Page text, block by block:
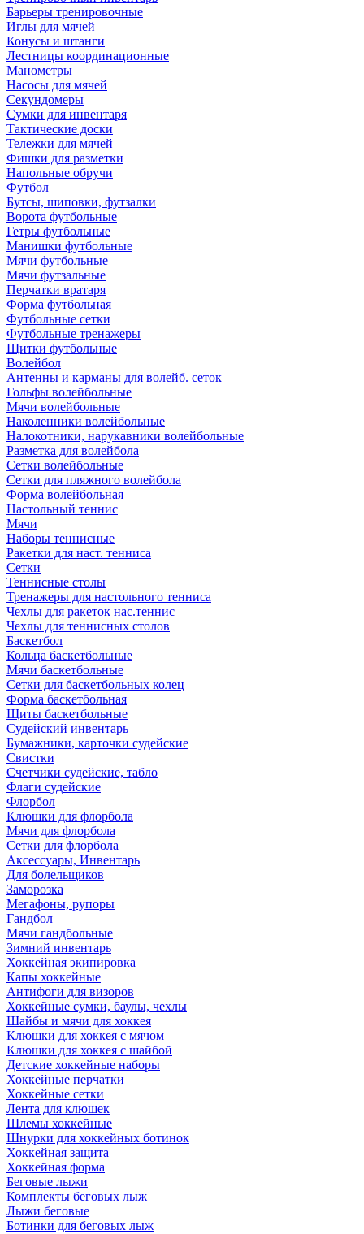
Барьеры тренировочные
Иглы для мячей
Конусы и штанги
Лестницы координационные
Манометры
Насосы для мячей
Секундомеры
Сумки для инвентаря
Тактические доски
Тележки для мячей
Фишки для разметки
Напольные обручи
Футбол
Бутсы, шиповки, футзалки
Ворота футбольные
Гетры футбольные
Манишки футбольные
Мячи футбольные
Мячи футзальные
Перчатки вратаря
Форма футбольная
Футбольные сетки
Футбольные тренажеры
Щитки футбольные
Волейбол
Антенны и карманы для волейб. сеток
Гольфы волейбольные
Мячи волейбольные
Наколенники волейбольные
Налокотники, нарукавники волейбольные
Разметка для волейбола
Сетки волейбольные
Сетки для пляжного волейбола
Форма волейбольная
Настольный теннис
Мячи
Наборы теннисные
Ракетки для наст. тенниса
Сетки
Теннисные столы
Тренажеры для настольного тенниса
Чехлы для ракеток нас.теннис
Чехлы для теннисных столов
Баскетбол
Кольца баскетбольные
Мячи баскетбольные
Сетки для баскетбольных колец
Форма баскетбольная
Щиты баскетбольные
Судейский инвентарь
Бумажники, карточки судейские
Свистки
Счетчики судейские, табло
Флаги судейские
Флорбол
Клюшки для флорбола
Мячи для флорбола
Сетки для флорбола
Аксессуары, Инвентарь
Для болельщиков
Заморозка
Мегафоны, рупоры
Гандбол
Мячи гандбольные
Зимний инвентарь
Хоккейная экипировка
Капы хоккейные
Антифоги для визоров
Хоккейные сумки, баулы, чехлы
Шайбы и мячи для хоккея
Клюшки для хоккея с мячом
Клюшки для хоккея с шайбой
Детские хоккейные наборы
Хоккейные перчатки
Хоккейные сетки
Лента для клюшек
Шлемы хоккейные
Шнурки для хоккейных ботинок
Хоккейная защита
Хоккейная форма
Беговые лыжи
Комплекты беговых лыж
Лыжи беговые
Ботинки для беговых лыж